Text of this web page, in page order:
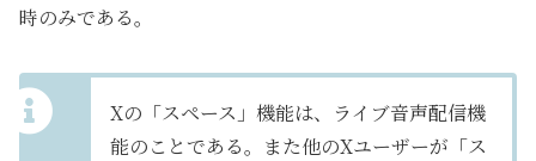
時のみである。
Xの「スペース」機能は、ライブ音声配信機
能のことである。また他のXユーザーが「ス